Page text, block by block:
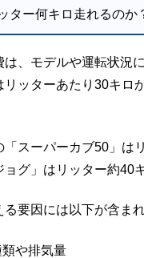
ター何キロ走れるのか
は、モデルや運転状況
リッターあたり30キロ
スーパーカブ50」は
グ」はリッター約40
要因には以下が含まれ
や排気量